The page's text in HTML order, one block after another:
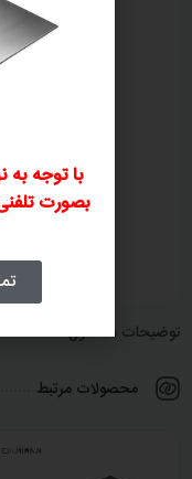
ثبت سفارش تلفنی
پرداخت فاکتور
توضیحات محصول
محصولات مرتبط
با توجه
بصورت